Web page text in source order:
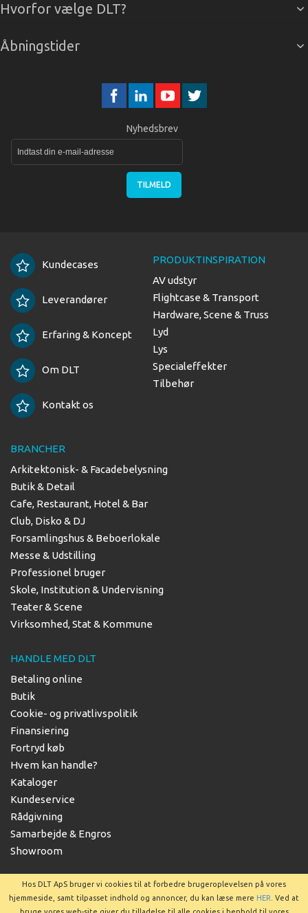
Hvorfor vælge DLT?
Åbningstider
Nyhedsbrev
TILMELD
Kundecases
Leverandører
Erfaring & Koncept
Om DLT
Kontakt os
PRODUKTINSPIRATION
AV udstyr
Flightcase & Transport
Hardware, Scene & Truss
Lyd
Lys
Specialeffekter
Tilbehør
BRANCHER
Arkitektonisk- & Facadebelysning
Butik & Detail
Cafe, Restaurant, Hotel & Bar
Club, Disko & DJ
Forsamlingshus & Beboerlokale
Messe & Udstilling
Professionel bruger
Skole, Institution & Undervisning
Teater & Scene
Virksomhed, Stat & Kommune
HANDLE MED DLT
Betaling online
Butik
Cookie- og privatlivspolitik
Finansiering
Fortryd køb
Hvem kan handle?
Kataloger
Kundeservice
Rådgivning
Samarbejde & Engros
Showroom
Hos DLT ApS bruger vi cookies til at forbedre brugeroplevelsen på vores
hjemmeside, samt tilpasset indhold og annoncer, du kan læse mere HER . Ved at